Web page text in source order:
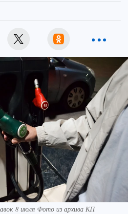
8 июля Фото из архива КП